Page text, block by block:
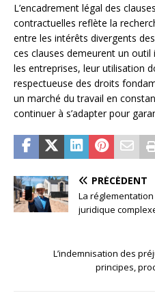
L’encadrement légal des
contractuelles reflète la
entre les intérêts divergents
ces clauses demeurent un
les entreprises, leur utilisation
respectueuse des droits
un marché du travail en
continuer à s’adapter pour
PRÉCÉDENT
La
juridique
L’indemnisation des
principes,